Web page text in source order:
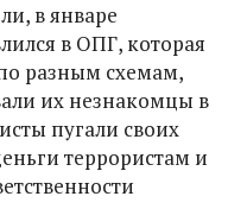
в январе
в ОПГ, которая
разным схемам,
их незнакомцы в
пугали своих
террористам и